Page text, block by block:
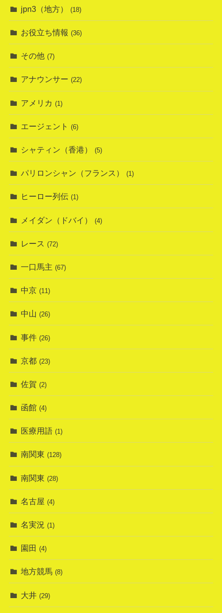
jpn3（地方） (18)
お役立ち情報 (36)
その他 (7)
アナウンサー (22)
アメリカ (1)
エージェント (6)
シャティン（香港） (5)
パリロンシャン（フランス） (1)
ヒーロー列伝 (1)
メイダン（ドバイ） (4)
レース (72)
一口馬主 (67)
中京 (11)
中山 (26)
事件 (26)
京都 (23)
佐賀 (2)
函館 (4)
医療用語 (1)
南関東 (128)
南関東 (28)
名古屋 (4)
名実況 (1)
園田 (4)
地方競馬 (8)
大井 (29)